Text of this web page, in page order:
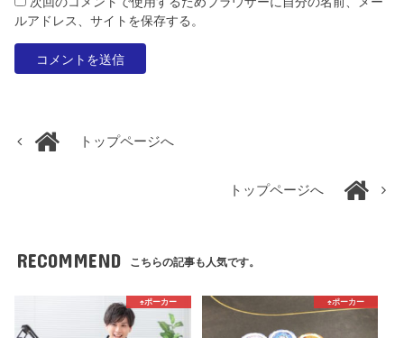
ルアドレス、サイトを保存する。
トップページへ
トップページへ
RECOMMEND こちらの記事も人気です。
♠️ポーカー ♠️ポーカー